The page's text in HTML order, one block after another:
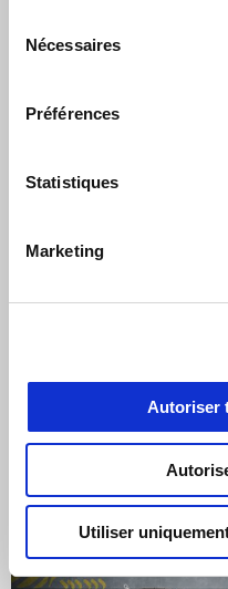
Nécessaires
Préférences
Statistiques
Marketing
Autoriser
Utiliser